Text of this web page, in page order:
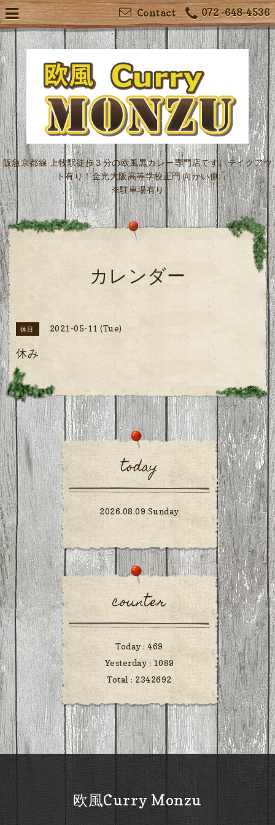
072 -648-4536
Contact
阪急京都線 上牧駅徒歩３分の欧風黒カレー専門店です。テイクアウ
ト有り！金光大阪高等学校正門 向かい側
※駐車場有り
カレンダー
休日 2021-05-11 (Tue)
休み
today
2026.08.09 Sunday
counter
Today :469
Yesterday : 1089
Total : 2342692
欧風Curry Monzu